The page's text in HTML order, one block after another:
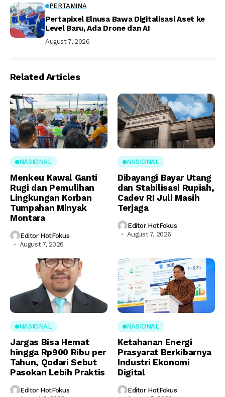
PERTAMINA
Pertapixel Elnusa Bawa Digitalisasi Aset ke
Level Baru, Ada Drone dan AI
August 7, 2026
Related Articles
NASIONAL
Menkeu Kawal Ganti
Rugi dan Pemulihan
Lingkungan Korban
Tumpahan Minyak
Montara
Editor HotFokus
August 7, 2026
NASIONAL
Dibayangi Bayar Utang
dan Stabilisasi Rupiah,
Cadev RI Juli Masih
Terjaga
Editor HotFokus
August 7, 2026
NASIONAL
Jargas Bisa Hemat
hingga Rp900 Ribu per
Tahun, Qodari Sebut
Pasokan Lebih Praktis
Editor HotFokus
NASIONAL
Ketahanan Energi
Prasyarat Berkibarnya
Industri Ekonomi
Digital
Editor HotFokus